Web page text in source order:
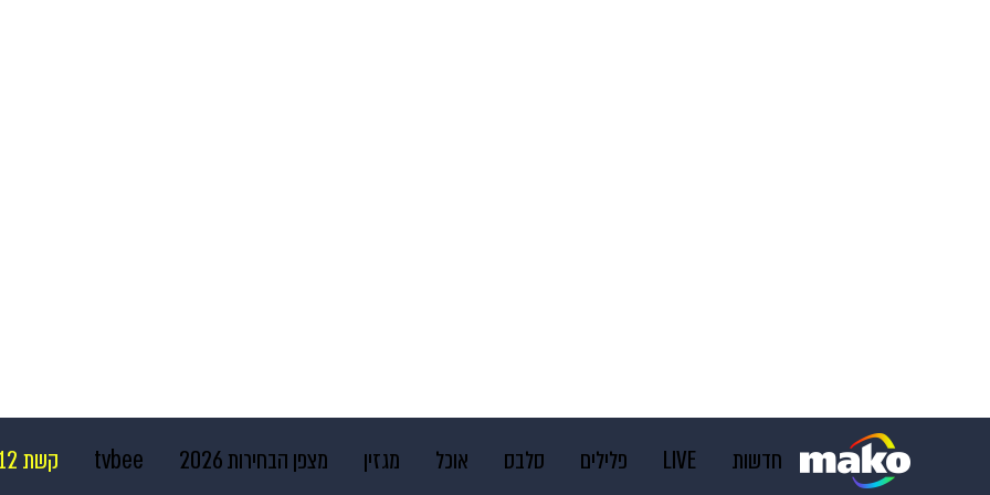
חדשות LIVE פלילים סלבס אוכל מגזין מצפן הבחירות 2026 tvbee קשת 12